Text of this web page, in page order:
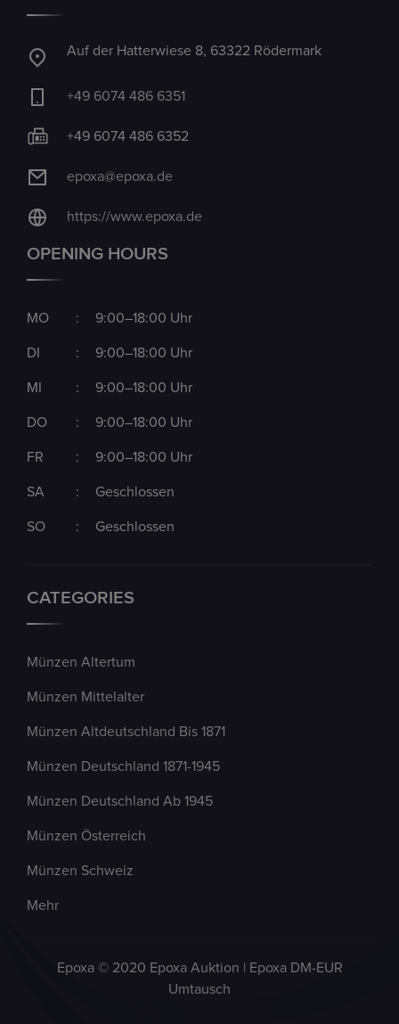
Auf der Hatterwiese 8, 63322 Rödermark
+49 6074 486 6351
+49 6074 486 6352
epoxa@epoxa.de
https://www.epoxa.de
OPENING HOURS
MO : 9:00–18:00 Uhr
DI : 9:00–18:00 Uhr
MI : 9:00–18:00 Uhr
DO : 9:00–18:00 Uhr
FR : 9:00–18:00 Uhr
SA : Geschlossen
SO : Geschlossen
CATEGORIES
Münzen Altertum
Münzen Mittelalter
Münzen Altdeutschland Bis 1871
Münzen Deutschland 1871-1945
Münzen Deutschland Ab 1945
Münzen Österreich
Münzen Schweiz
Mehr
Epoxa © 2020 Epoxa Auktion | Epoxa DM-EUR
Umtausch